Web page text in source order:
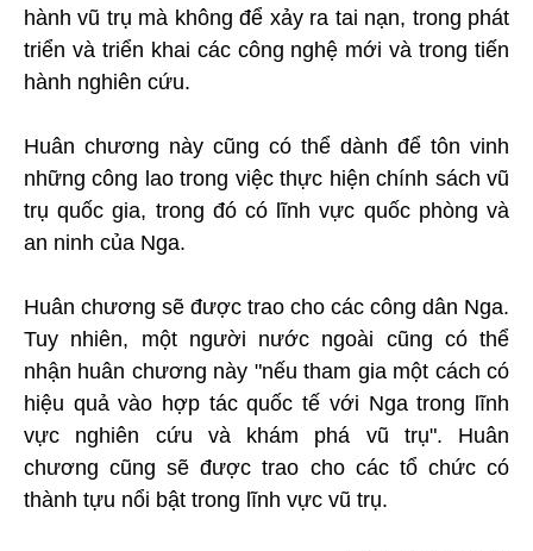
hành vũ trụ mà không để xảy ra tai nạn, trong phát
triển và triển khai các công nghệ mới và trong tiến
hành nghiên cứu.
Huân chương này cũng có thể dành để tôn vinh
những công lao trong việc thực hiện chính sách vũ
trụ quốc gia, trong đó có lĩnh vực quốc phòng và
an ninh của Nga.
Huân chương sẽ được trao cho các công dân Nga.
Tuy nhiên, một người nước ngoài cũng có thể
nhận huân chương này "nếu tham gia một cách có
hiệu quả vào hợp tác quốc tế với Nga trong lĩnh
vực nghiên cứu và khám phá vũ trụ". Huân
chương cũng sẽ được trao cho các tổ chức có
thành tựu nổi bật trong lĩnh vực vũ trụ.